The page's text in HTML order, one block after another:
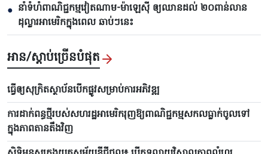
● នាំទំហំពាណិជ្ជកម្មវៀតណាម-ម៉ាឡេស៊ី ឲ្យឈានដល់ ២០ពាន់លាន
ដុល្លារអាមេរិកក្នុងពេល ឆាប់ៗនេះ
អាន/ស្តាប់ច្រើនបំផុត
ធ្វើឲ្យសុក្រិតស្ថាប័នបើកផ្លូវសម្រាប់ការអភិវឌ្ឍ
ការដាក់ពន្ធថ្មីរបស់សហរដ្ឋអាមេរិករុញឱ្យពាណិជ្ជកម្មសកលធ្លាក់ចូលទៅ
ក្នុងភាពតានតឹងវិញ